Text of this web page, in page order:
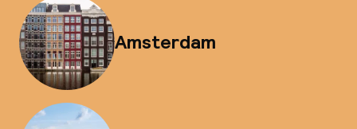
Amsterdam